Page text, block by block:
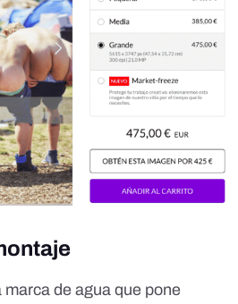
de agua que pone